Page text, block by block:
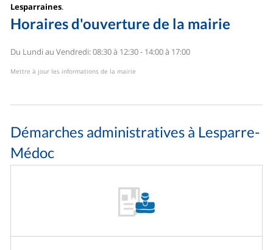
Lesparraines.
Horaires d'ouverture de la mairie
Du Lundi au Vendredi: 08:30 à 12:30 - 14:00 à 17:00
Mettre à jour les informations de la mairie
Démarches administratives à Lesparre-
Médoc